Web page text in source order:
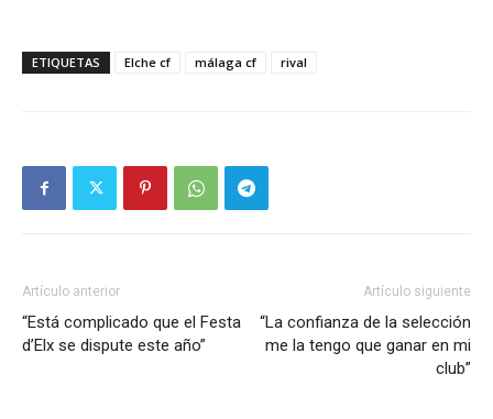
ETIQUETAS Elche cf málaga cf rival
Artículo anterior
“Está complicado que el Festa
d’Elx se dispute este año”
Artículo siguiente
“La confianza de la selección
me la tengo que ganar en mi
club”